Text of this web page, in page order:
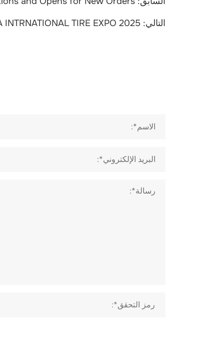
التالي: INTRNATIONAL TIRE EXPO 2025
الاسم*:
البريد الإلكتروني*:
رسالة*: